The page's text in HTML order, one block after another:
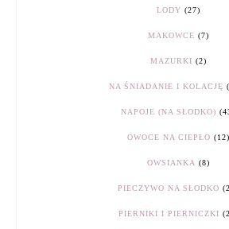
LODY (27)
MAKOWCE (7)
MAZURKI (2)
NA ŚNIADANIE I KOLACJĘ
NAPOJE (NA SŁODKO)
OWOCE NA CIEPŁO (12)
OWSIANKA (8)
PIECZYWO NA SŁODKO
PIERNIKI I PIERNICZKI